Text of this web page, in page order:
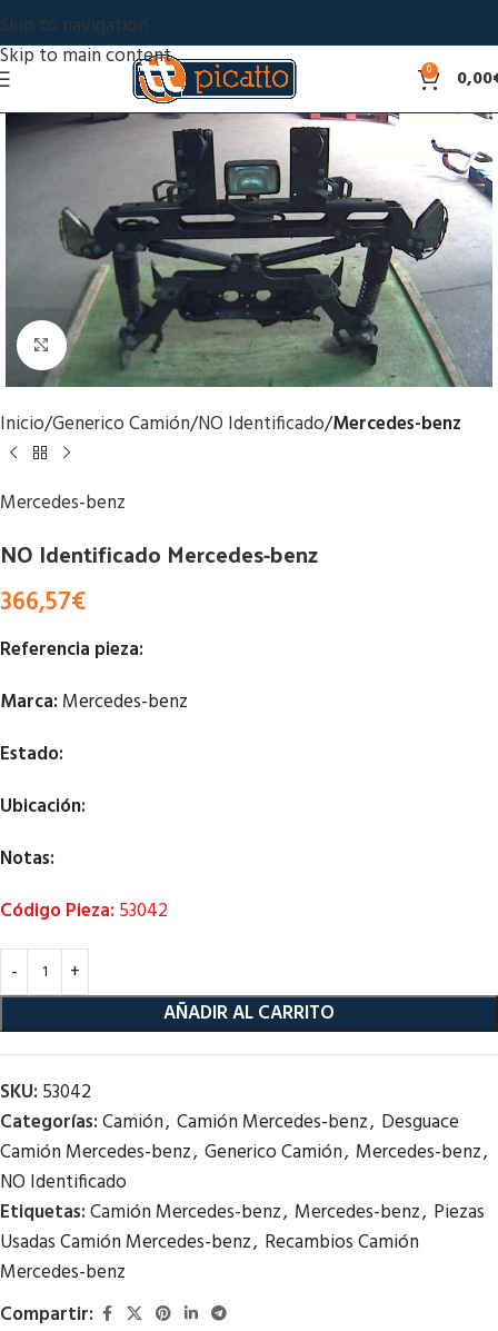
Skip to navigation
Skip to main content
0 0,00
Click to enlarge
Inicio Generico Camión NO Identificado Mercedes-benz
Mercedes-benz
NO Identificado Mercedes-benz
366,57€
Referencia pieza:
Marca: Mercedes-benz
Estado:
Ubicación:
Notas:
Código Pieza: 53042
AÑADIR AL CARRITO
SKU: 53042
Categorías:Camión, Camión Mercedes-benz, Desguace
Camión Mercedes-benz, Generico Camión, Mercedes-benz,
NO Identificado
Etiquetas:Camión Mercedes-benz, Mercedes-benz, Piezas
Usadas Camión Mercedes-benz, Recambios Camión
Mercedes-benz
Compartir: